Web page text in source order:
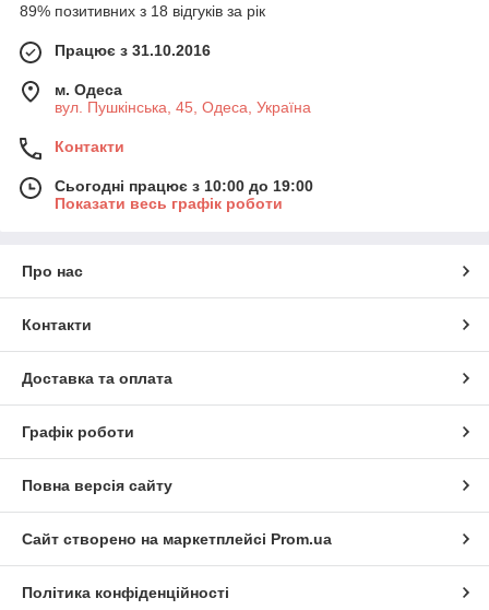
89% позитивних з 18 відгуків за рік
Працює з 31.10.2016
м. Одеса
вул. Пушкінська, 45, Одеса, Україна
Контакти
Сьогодні працює з 10:00 до 19:00
Показати весь графік роботи
Про нас
Контакти
Доставка та оплата
Графік роботи
Повна версія сайту
Сайт створено на маркетплейсі Prom.ua
Політика конфіденційності